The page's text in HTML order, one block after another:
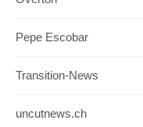
Pepe Escobar
Transition-News
uncutnews.ch